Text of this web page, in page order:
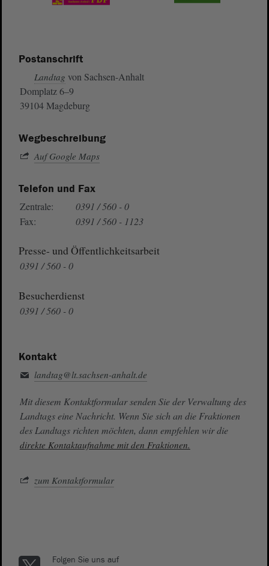
Postanschrift
Landtag von Sachsen-Anhalt
Domplatz 6–9
39104 Magdeburg
Wegbeschreibung
Auf Google Maps
Telefon und Fax
Zentrale:
0391 / 560 - 0
Fax:
0391 / 560 - 1123
Presse- und Öffentlichkeitsarbeit
0391 / 560 - 0
Besucherdienst
0391 / 560 - 0
Kontakt
landtag@lt.sachsen-anhalt.de
Mit diesem Kontaktformular senden Sie der Verwaltung des
Landtags eine Nachricht. Wenn Sie sich an die Fraktionen
des Landtags richten möchten, dann empfehlen wir die
direkte Kontaktaufnahme mit den Fraktionen.
zum Kontaktformular
Folgen Sie uns auf